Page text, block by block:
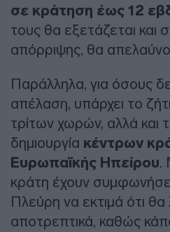
σε κράτηση έως 12
τους θα εξετάζεται και
απόρριψης, θα
Παράλληλα, για όσους
απέλαση, υπάρχει το
τρίτων χωρών, αλλά και
δημιουργία κέντρων
Ευρωπαϊκής Ηπείρου.
κράτη έχουν
Πλεύρη να εκτιμά ότι
αποτρεπτικά, καθώς